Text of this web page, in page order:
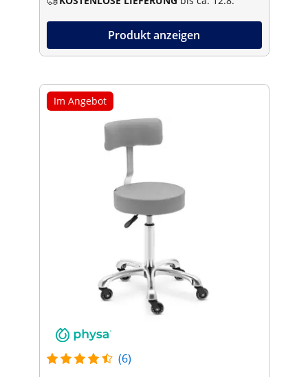
Produkt anzeigen
Im Angebot
(6)